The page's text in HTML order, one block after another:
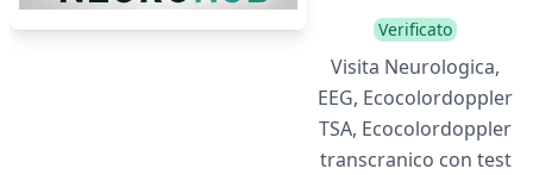
Verificato
Visita Neurologica,
EEG, Ecocolordoppler
TSA, Ecocolordoppler
transcranico con test